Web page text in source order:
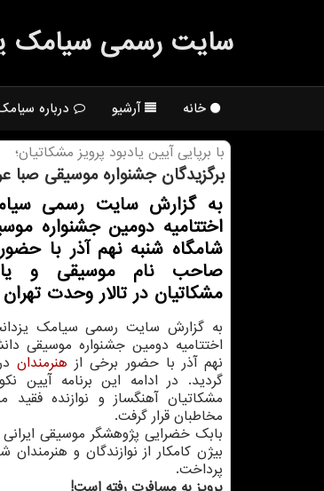
سایت رسمی سیامك
خانه آرشیو درباره
با برپایی آیین یادبود پرویز مشكاتیان؛
برگزیدگان جشنواره موسیقی صبا
به گزارش سایت رسمی
اختتامیه دومین جشنواره
شامگاه شنبه نهم آذر با
صاحب نام موسیقی و
مشكاتیان در تالار وحدت تهران
به گزارش سایت رسمی سیامك
اختتامیه دومین جشنواره موسیقی
نهم آذر با حضور برخی از هنرمندان
گردید. در ادامه این برنامه آیین
مشكاتیان آهنگساز و نوازنده
مخاطبان قرار گرفت.
بابك خضرایی پژوهشگر موسیقی ایرانی
بیژن كامكار از نوازندگان و
پرداخت.